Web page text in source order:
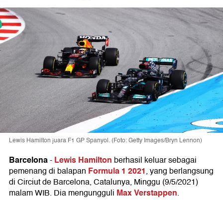
Lewis Hamilton juara F1 GP Spanyol. (Foto: Getty Images/Bryn Lennon)
Barcelona-Lewis Hamilton berhasil keluar sebagai
pemenang di balapan Formula 1 2021, yang berlangsung
di Circiut de Barcelona, Catalunya, Minggu (9/5/2021)
malam WIB. Dia mengungguli Max Verstappen.